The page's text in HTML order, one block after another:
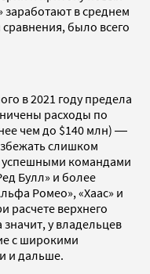
в среднем
было всего
в 2021 году предела
расходы по
чем до $140 млн) ―
слишком
командами
Булл» и более
Ромео», «Хаас» и
расчете верхнего
у владельцев
с широкими
и дальше.